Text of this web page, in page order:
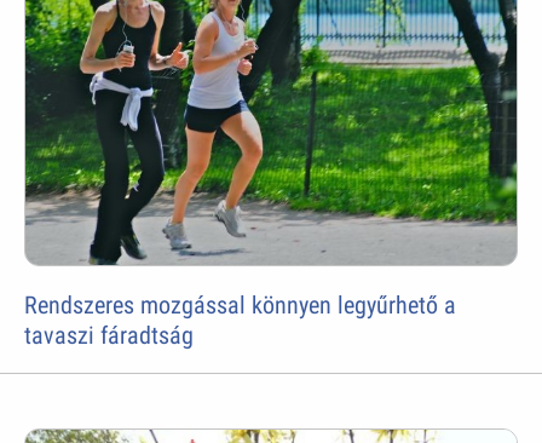
Rendszeres mozgással könnyen legyűrhető a
tavaszi fáradtság